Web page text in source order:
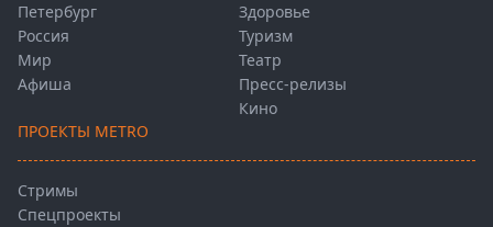
Петербург
Россия
Мир
Афиша
Здоровье
Туризм
Театр
Пресс-релизы
Кино
ПРОЕКТЫ METRO
Стримы
Спецпроекты